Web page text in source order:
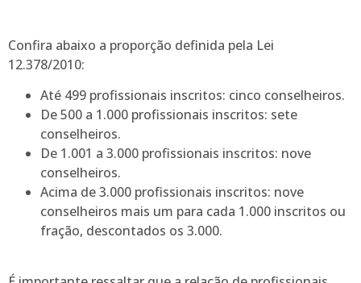
Confira abaixo a proporção definida pela Lei
12.378/2010:
Até 499 profissionais inscritos: cinco conselheiros.
De 500 a 1.000 profissionais inscritos: sete
conselheiros.
De 1.001 a 3.000 profissionais inscritos: nove
conselheiros.
Acima de 3.000 profissionais inscritos: nove
conselheiros mais um para cada 1.000 inscritos ou
fração, descontados os 3.000.